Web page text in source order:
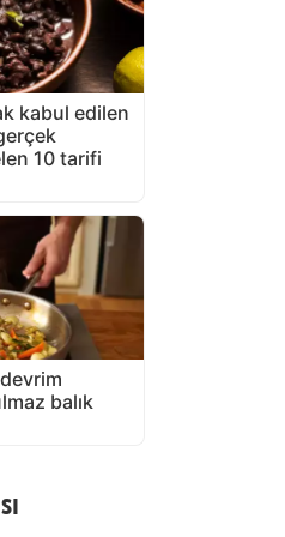
kabul edilen
10 tarifi
balık